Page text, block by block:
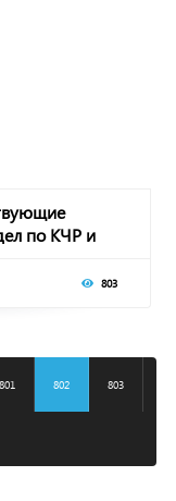
по КЧР и
803
801 802 803